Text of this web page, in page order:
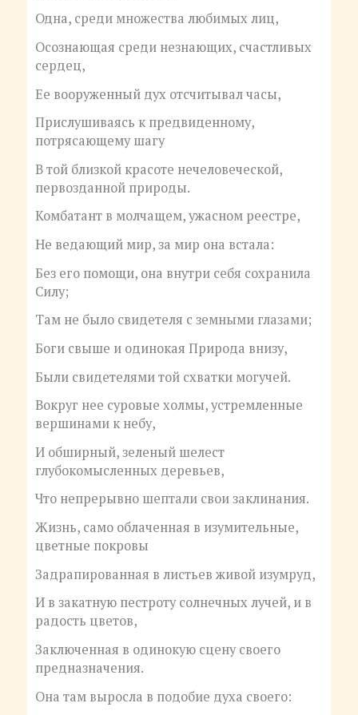
Одна, среди множества любимых лиц,
Осознающая среди незнающих, счастливых
сердец,
Ее вооруженный дух отсчитывал часы,
Прислушиваясь к предвиденному,
потрясающему шагу
В той близкой красоте нечеловеческой,
первозданной природы.
Комбатант в молчащем, ужасном реестре,
Не ведающий мир, за мир она встала:
Без его помощи, она внутри себя сохранила
Силу;
Там не было свидетеля с земными глазами;
Боги свыше и одинокая Природа внизу,
Были свидетелями той схватки могучей.
Вокруг нее суровые холмы, устремленные
вершинами к небу,
И обширный, зеленый шелест
глубокомысленных деревьев,
Что непрерывно шептали свои заклинания.
Жизнь, само облаченная в изумительные,
цветные покровы
Задрапированная в листьев живой изумруд,
И в закатную пестроту солнечных лучей, и в
радость цветов,
Заключенная в одинокую сцену своего
предназначения.
Она там выросла в подобие духа своего: